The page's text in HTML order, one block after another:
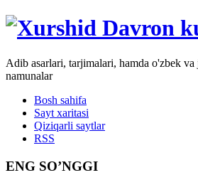
Adib asarlari, tarjimalari, hamda o'zbek va
namunalar
Bosh sahifa
Sayt xaritasi
Qiziqarli saytlar
RSS
ENG SO’NGGI